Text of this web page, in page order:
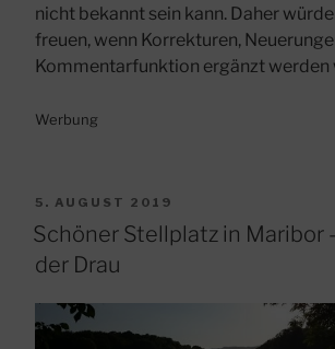
nicht bekannt sein kann. Daher
freuen, wenn Korrekturen,
Kommentarfunktion ergänzt werden
Werbung
VERÖFFENTLICHT
AM
5. AUGUST 2019
Schöner Stellplatz in Maribor
der Drau